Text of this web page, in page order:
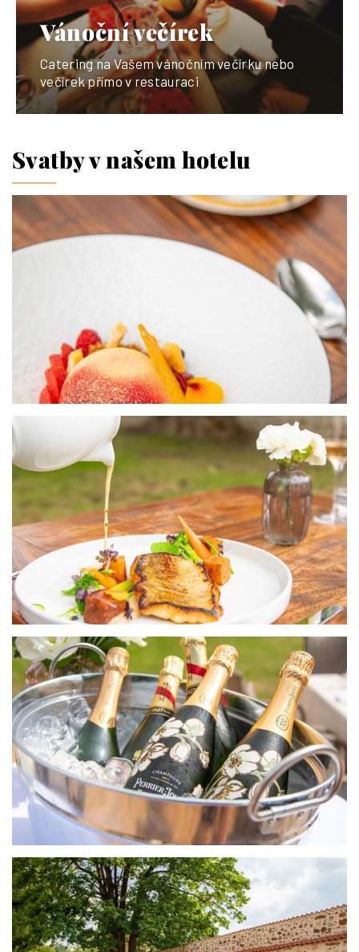
Vánoční večírek
Catering na Vašem vánočním večírku nebo
večírek přímo v restauraci
Svatby v našem hotelu